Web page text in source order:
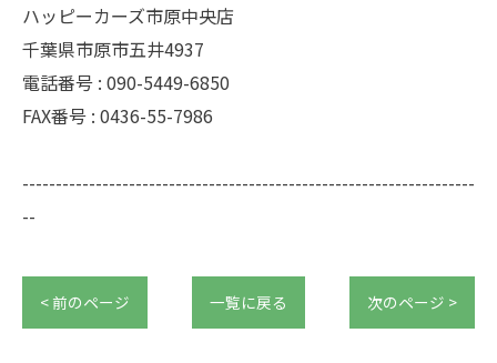
ハッピーカーズ市原中央店
千葉県市原市五井4937
電話番号 : 090-5449-6850
FAX番号 : 0436-55-7986
--------------------------------------------------------------------
--
< 前のページ 一覧に戻る 次のページ >